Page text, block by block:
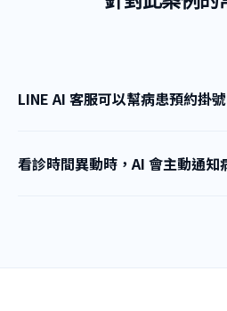
LINE AI 客服可以幫病患預約掛
看診時間異動時，AI 會主動通知